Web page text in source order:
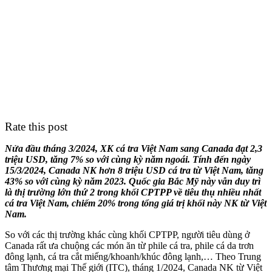
Rate this post
Nửa đầu tháng 3/2024, XK cá tra Việt Nam sang Canada đạt 2,3
triệu USD, tăng 7% so với cùng kỳ năm ngoái. Tính đến ngày
15/3/2024, Canada NK hơn 8 triệu USD cá tra từ Việt Nam, tăng
43% so với cùng kỳ năm 2023. Quốc gia Bắc Mỹ này vẫn duy trì
là thị trường lớn thứ 2 trong khối CPTPP về tiêu thụ nhiều nhất
cá tra Việt Nam, chiếm 20% trong tổng giá trị khối này NK từ Việt
Nam.
So với các thị trường khác cùng khối CPTPP, người tiêu dùng ở
Canada rất ưa chuộng các món ăn từ phile cá tra, phile cá da trơn
đông lạnh, cá tra cắt miếng/khoanh/khúc đông lạnh,… Theo Trung
tâm Thương mại Thế giới (ITC), tháng 1/2024, Canada NK từ Việt